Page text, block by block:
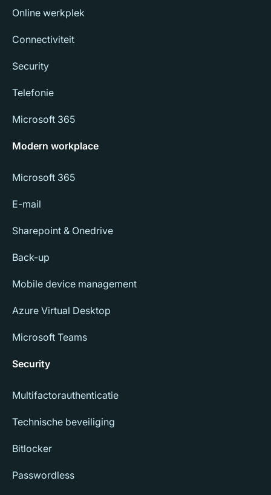
Online werkplek
Connectiviteit
Security
Telefonie
Microsoft 365
Modern workplace
Microsoft 365
E-mail
Sharepoint & Onedrive
Back-up
Mobile device management
Azure Virtual Desktop
Microsoft Teams
Security
Multifactorauthenticatie
Technische beveiliging
Bitlocker
Passwordless